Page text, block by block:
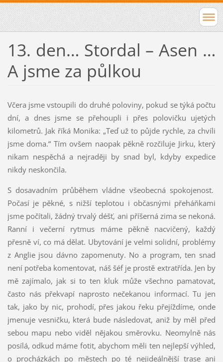
13. den… Stordal – Asen …
A jsme za půlkou
Včera jsme vstoupili do druhé poloviny, pokud se týká počtu
dní, a dnes jsme se přehoupli i přes polovičku ujetých
kilometrů. Jak říká Monika: „Teď už to půjde rychle, za chvíli
jsme doma.“ Tím ovšem naopak pěkně rozčiluje Jirku, který
nikam nespěchá a nejraději by snad byl, kdyby expedice
nikdy neskončila.
S dosavadním průběhem vládne všeobecná spokojenost.
Počasí je pěkné, s nižší teplotou i občasnými přeháňkami
jsme počítali, žádný trvalý déšť, ani příšerná zima se nekoná.
Ranní i večerní rytmus máme pěkně nacvičený, každý
přesně ví, co má dělat. Ubytování je velmi solidní, problémy
z Anglie jsou dávno zapomenuty. No a program, ten snad
není potřeba komentovat, náš šéf je prostě extratřída. Jen by
mě zajímalo, jak si to ten kluk může všechno pamatovat,
často nás překvapí naprosto nečekanou informací. Tu jen
tak, jako by nic, prohodí, přes jakou řeku přejíždíme, onde
jmenuje vesničku, která bude následovat, aniž by měl před
sebou mapu nebo viděl nějakou směrovku. Neomylně nás
posílá, odkud máme fotit, abychom měli ten nejlepší výhled,
o procházkách po městech po té nejideálnější trase ani